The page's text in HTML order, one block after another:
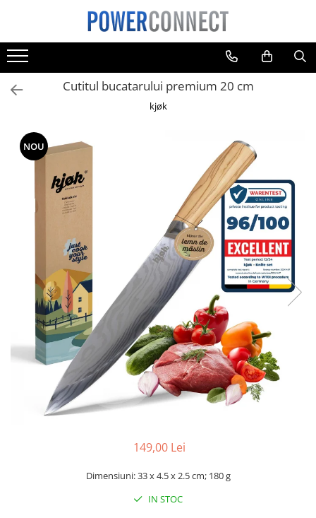
Toate Produsele
Sisteme filtrare apa
Sisteme filtrare apa
Acumulatori
Aparate foto
Camere video
Telefoane mobile
Adaptoare
Boxe portabile
Console
Gripuri
Laptop
POS/Scanere coduri de bare
Scule electrice
Smartwatch
Cutitul bucatarului premium 20 cm
kjøk
NOU
149,00 Lei
Dimensiuni: ‎33 x 4.5 x 2.5 cm; 180 g
IN STOC